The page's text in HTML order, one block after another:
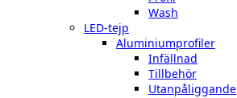
Wash
LED-tejp
Aluminiumprofiler
Infällnad
Tillbehör
Utanpåliggande